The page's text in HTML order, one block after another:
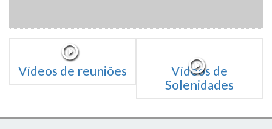
Vídeos de reuniões
Vídeos de
Solenidades